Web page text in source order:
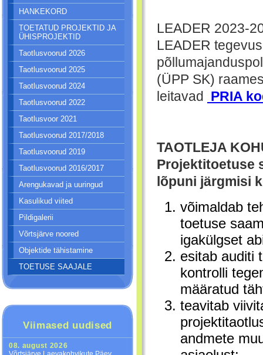
HANKEKORD
TOETATUD PROJEKTID JA
ÜHISPROJEKTID
Taotlusvoorud 2026
Taotlusvoorud 2025
Taotlusvoorud 2024
Taotlusvoorud 2022
Taotlusvoor 2021
Taotlusvoorud 2017/2018
Taotlusvoorud 2019
Taotlusvoorud 2016/2017
Arengukavad ja uuringud
Kasulikud viited
Pildigalerii
Võrtsjärve noored
Objektide tähistamine
TOETUSE SAAJALE
Viimased uudised
08. august 2026
LEADER 2023-
LEADER
(ÜPP SK)
leitavad
PRIA
TAOTLEJA
Projektitoetuse
lõpuni järgmisi
võimaldab
toetuse
igakülgset
esitab auditi
kontrolli
määratud
teavitab
andmete